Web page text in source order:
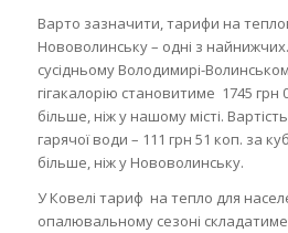
Варто зазначити, тарифи на
Нововолинську – одні з
сусідньому Володимирі-
гігакалорію становитиме 1745 грн
більше, ніж у нашому місті.
гарячої води – 111 грн 51 коп. за
більше, ніж у Нововолинську.
У Ковелі тариф на тепло для
опалювальному сезоні